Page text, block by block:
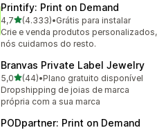
Printify: Print on Demand
4,7de 5 estrelas
(4.333)
4333 avaliações ao todo
•Grátis para instalar
Crie e venda produtos personalizados,
nós cuidamos do resto.
Branvas Private Label Jewelry
5,0de 5 estrelas
(44)
44 avaliações ao todo
•Plano gratuito disponível
Dropshipping de joias de marca
própria com a sua marca
PODpartner: Print on Demand